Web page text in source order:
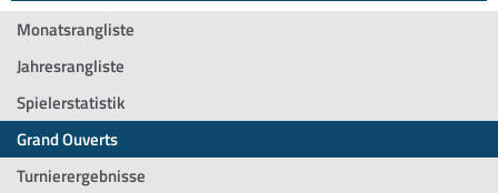
Monatsrangliste
Jahresrangliste
Spielerstatistik
Grand Ouverts
Turnierergebnisse